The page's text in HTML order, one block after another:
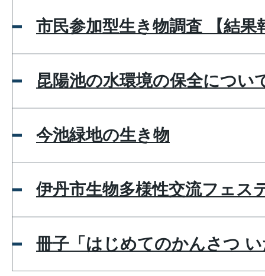
市民参加型生き物調査 【結果
昆陽池の水環境の保全につい
今池緑地の生き物
伊丹市生物多様性交流フェス
冊子「はじめてのかんさつ